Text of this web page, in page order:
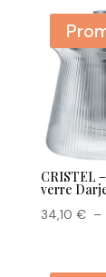
CRISTEL
verre
34,10 € –